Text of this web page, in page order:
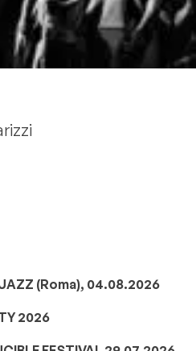
JAZZ (Roma), 04.08.2026
2026